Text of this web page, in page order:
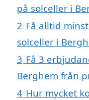
på solceller i
2 Få alltid
solceller i
3 Få 3
Berghem från
4 Hur mycket